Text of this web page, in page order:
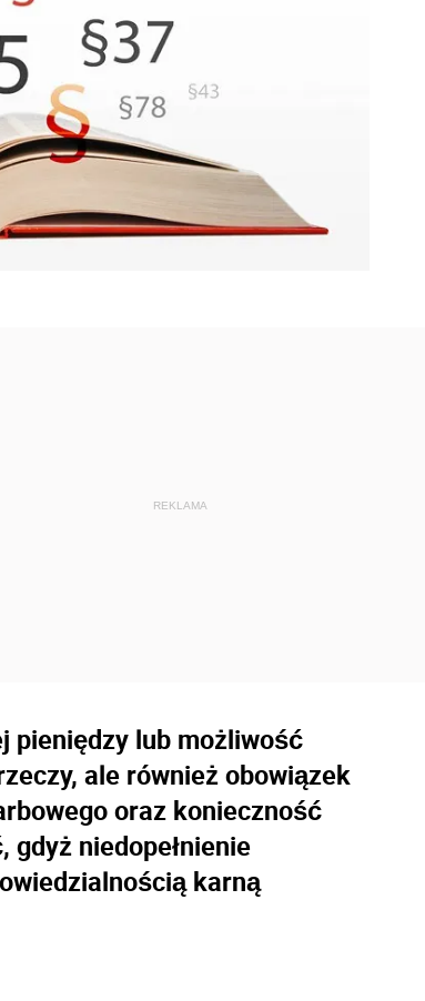
pieniędzy lub możliwość
ale również obowiązek
oraz konieczność
gdyż niedopełnienie
karną